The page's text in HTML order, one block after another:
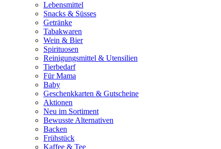
Lebensmittel
Snacks & Süsses
Getränke
Tabakwaren
Wein & Bier
Spirituosen
Reinigungsmittel & Utensilien
Tierbedarf
Für Mama
Baby
Geschenkkarten & Gutscheine
Aktionen
Neu im Sortiment
Bewusste Alternativen
Backen
Frühstück
Kaffee & Tee